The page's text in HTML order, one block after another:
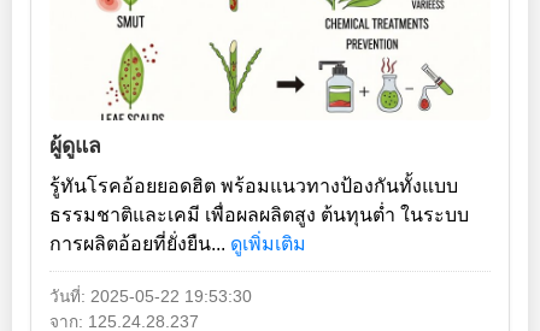
ผู้ดูแล
รู้ทันโรคอ้อยยอดฮิต พร้อมแนวทางป้องกันทั้งแบบ
ธรรมชาติและเคมี เพื่อผลผลิตสูง ต้นทุนต่ำ ในระบบ
การผลิตอ้อยที่ยั่งยืน... ดูเพิ่มเติม
วันที่: 2025-05-22 19:53:30
จาก: 125.24.28.237